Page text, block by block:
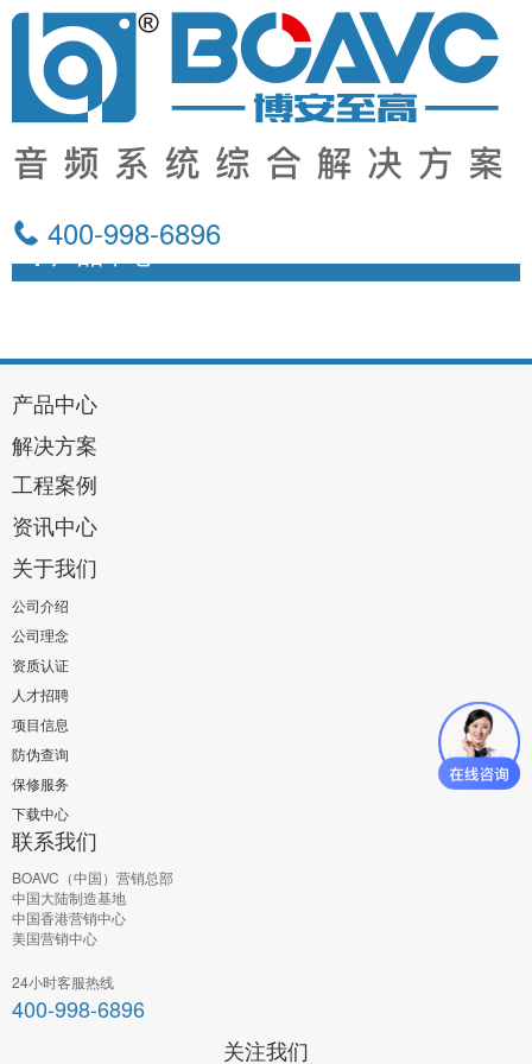
400-998-6896
产品中心
产品中心
解决方案
工程案例
资讯中心
关于我们
公司介绍
公司理念
资质认证
人才招聘
项目信息
防伪查询
保修服务
下载中心
联系我们
BOAVC（中国）营销总部
中国大陆制造基地
中国香港营销中心
美国营销中心
24小时客服热线
400-998-6896
关注我们